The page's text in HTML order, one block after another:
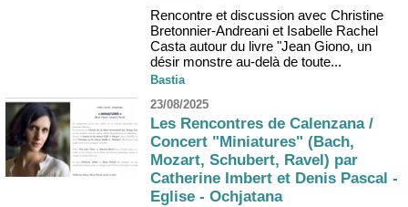
Rencontre et discussion avec Christine
Bretonnier-Andreani et Isabelle Rachel
Casta autour du livre "Jean Giono, un
désir monstre au-delà de toute...
Bastia
23/08/2025
Les Rencontres de Calenzana /
Concert "Miniatures" (Bach,
Mozart, Schubert, Ravel) par
Catherine Imbert et Denis Pascal -
Eglise - Ochjatana